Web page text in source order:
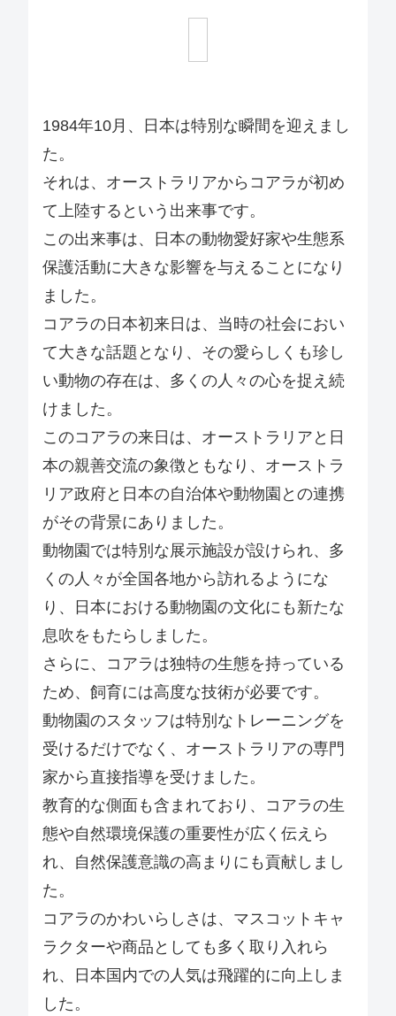
1984年10月、日本は特別な瞬間を迎えまし
た。
それは、オーストラリアからコアラが初め
て上陸するという出来事です。
この出来事は、日本の動物愛好家や生態系
保護活動に大きな影響を与えることになり
ました。
コアラの日本初来日は、当時の社会におい
て大きな話題となり、その愛らしくも珍し
い動物の存在は、多くの人々の心を捉え続
けました。
このコアラの来日は、オーストラリアと日
本の親善交流の象徴ともなり、オーストラ
リア政府と日本の自治体や動物園との連携
がその背景にありました。
動物園では特別な展示施設が設けられ、多
くの人々が全国各地から訪れるようにな
り、日本における動物園の文化にも新たな
息吹をもたらしました。
さらに、コアラは独特の生態を持っている
ため、飼育には高度な技術が必要です。
動物園のスタッフは特別なトレーニングを
受けるだけでなく、オーストラリアの専門
家から直接指導を受けました。
教育的な側面も含まれており、コアラの生
態や自然環境保護の重要性が広く伝えら
れ、自然保護意識の高まりにも貢献しまし
た。
コアラのかわいらしさは、マスコットキャ
ラクターや商品としても多く取り入れら
れ、日本国内での人気は飛躍的に向上しま
した。